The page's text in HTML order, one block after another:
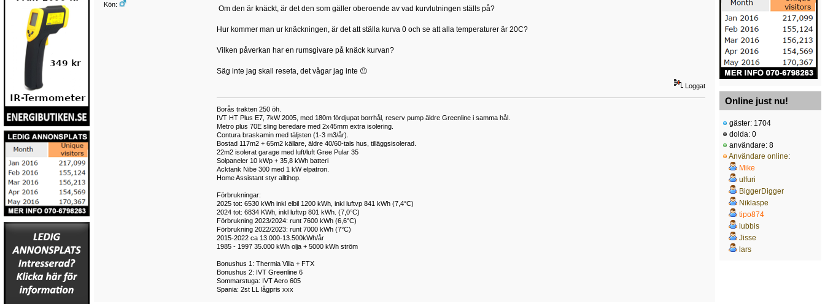
Kön:
Om den är knäckt, är det den som gäller oberoende av vad kurvlutningen ställs på?
Hur kommer man ur knäckningen, är det att ställa kurva 0 och se att alla temperaturer är 20C?
Vilken påverkan har en rumsgivare på knäck kurvan?
Säg inte jag skall reseta, det vågar jag inte 😐
Loggat
Borås trakten 250 öh.
IVT HT Plus E7, 7kW 2005, med 180m fördjupat borrhål, reserv pump äldre Greenline i samma hål.
Metro plus 70E sling beredare med 2x45mm extra isolering.
Contura braskamin med täljsten (1-3 m3/år).
Bostad 117m2 + 65m2 källare, äldre 40/60-tals hus, tilläggsisolerad.
22m2 isolerat garage med luft/luft Gree Pular 35
Solpaneler 10 kWp + 35,8 kWh batteri
Acktank Nibe 300 med 1 kW elpatron.
Home Assistant styr alltihop.
Förbrukningar:
2025 tot: 6530 kWh inkl elbil 1200 kWh, inkl luftvp 841 kWh (7,4°C)
2024 tot: 6834 KWh, inkl luftvp 801 kWh. (7,0°C)
Förbrukning 2023/2024: runt 7600 kWh (6,6°C)
Förbrukning 2022/2023: runt 7000 kWh (7°C)
2015-2022 ca 13.000-13.500kWh/år
1985 - 1997 35.000 kWh olja + 5000 kWh ström
Bonushus 1: Thermia Villa + FTX
Bonushus 2: IVT Greenline 6
Sommarstuga: IVT Aero 605
Spania: 2st LL lågpris xxx
Online just nu!
gäster: 1704
dolda: 0
användare: 8
Användare online:
Mike
ulfuri
BiggerDigger
Niklaspe
tipo874
lubbis
Jisse
lars